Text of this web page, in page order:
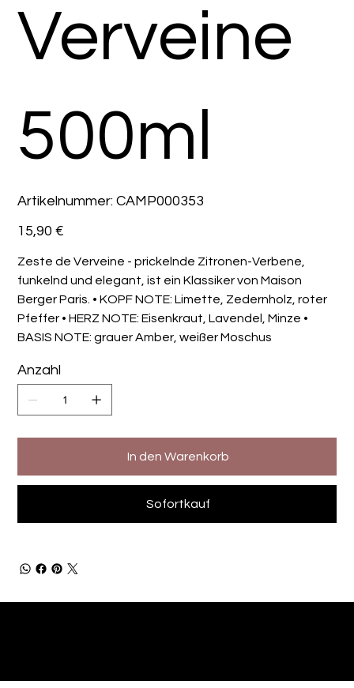
Verveine
500ml
Artikelnummer: Artikelnummer:
CAMP000353
CAMP000353
Preis
15,90 €
Zeste de Verveine - prickelnde Zitronen-Verbene,
funkelnd und elegant, ist ein Klassiker von Maison
Berger Paris. • KOPF NOTE: Limette, Zedernholz, roter
Pfeffer • HERZ NOTE: Eisenkraut, Lavendel, Minze •
BASIS NOTE: grauer Amber, weißer Moschus
Anzahl
In den Warenkorb
Sofortkauf